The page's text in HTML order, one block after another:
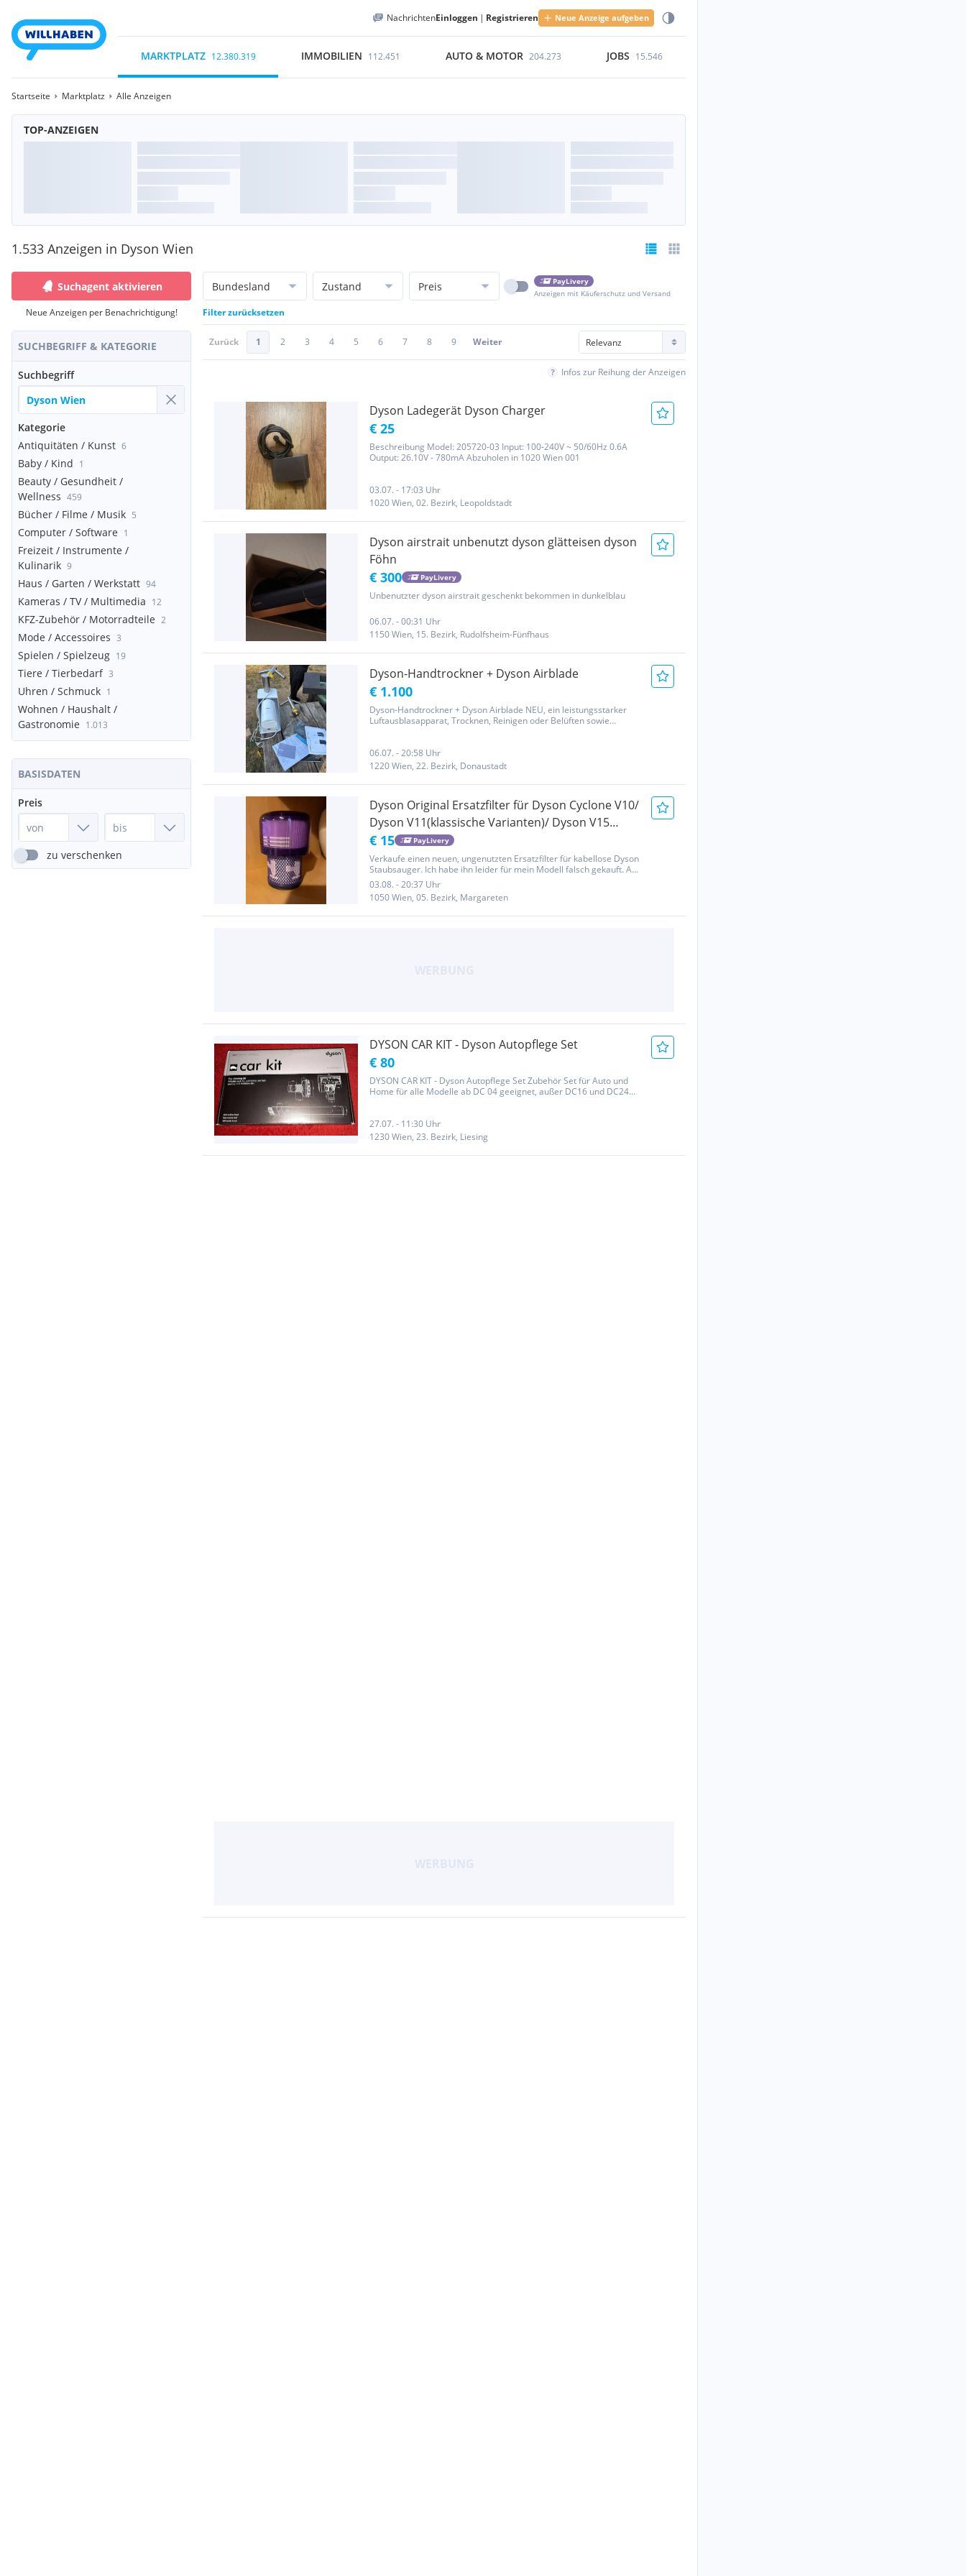
NachrichtenEinloggen | Registrieren Neue Anzeige aufgeben
MARKTPLATZ 12.380.319 IMMOBILIEN 112.451 AUTO & MOTOR 204.273 JOBS 15.546
Startseite Marktplatz Alle Anzeigen
TOP-ANZEIGEN
1.533 Anzeigen in Dyson Wien
Suchagent aktivieren
Neue Anzeigen per Benachrichtigung!
SUCHBEGRIFF & KATEGORIE
Suchbegriff
Kategorie
Antiquitäten / Kunst 6
Baby / Kind 1
Beauty / Gesundheit /
Wellness 459
Bücher / Filme / Musik 5
Computer / Software 1
Freizeit / Instrumente /
Kulinarik 9
Haus / Garten / Werkstatt 94
Kameras / TV / Multimedia 12
KFZ-Zubehör / Motorradteile 2
Mode / Accessoires 3
Spielen / Spielzeug 19
Tiere / Tierbedarf 3
Uhren / Schmuck 1
Wohnen / Haushalt /
Gastronomie 1.013
BASISDATEN
Preis
zu verschenken
Bundesland Zustand Preis
PayLivery
Anzeigen mit Käuferschutz und Versand
Filter zurücksetzen
Zurück 1 2 3 4 5 6 7 8 9 Weiter
Infos zur Reihung der Anzeigen
Dyson Ladegerät Dyson Charger
€ 25
Beschreibung Model: 205720-03 Input: 100-240V ~ 50/60Hz 0.6A
Output: 26.10V - 780mA Abzuholen in 1020 Wien 001
03.07. - 17:03 Uhr
1020 Wien, 02. Bezirk, Leopoldstadt
Dyson airstrait unbenutzt dyson glätteisen dyson
Föhn
€ 300 PayLivery
Unbenutzter dyson airstrait geschenkt bekommen in dunkelblau
06.07. - 00:31 Uhr
1150 Wien, 15. Bezirk, Rudolfsheim-Fünfhaus
Dyson-Handtrockner + Dyson Airblade
€ 1.100
Dyson-Handtrockner + Dyson Airblade NEU, ein leistungsstarker
Luftausblasapparat, Trocknen, Reinigen oder Belüften sowie
06.07. - 20:58 Uhr
1220 Wien, 22. Bezirk, Donaustadt
Dyson Original Ersatzfilter für Dyson Cyclone V10/
Dyson V11(klassische Varianten)/ Dyson V15
Detect
€ 15 PayLivery
Verkaufe einen neuen, ungenutzten Ersatzfilter für kabellose Dyson
Staubsauger. Ich habe ihn leider für mein Modell falsch gekauft. Auf
dem Filter bzw. der Gummidichtung befinden sich folgende
Teilenummern: T130045 T130048 (zu finden auf Gummilippe)...
03.08. - 20:37 Uhr
1050 Wien, 05. Bezirk, Margareten
DYSON CAR KIT - Dyson Autopflege Set
€ 80
DYSON CAR KIT - Dyson Autopflege Set Zubehör Set für Auto und
Home für alle Modelle ab DC 04 geeignet, außer DC16 und DC24
27.07. - 11:30 Uhr
1230 Wien, 23. Bezirk, Liesing